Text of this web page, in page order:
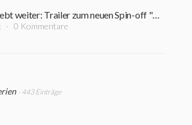
"Yellowstone" lebt weiter: Trailer zum neuen Spin-off "Dutton Ranch" stimmt auf Western-Nachschub ein
0 Kommentare
- 443 Einträge